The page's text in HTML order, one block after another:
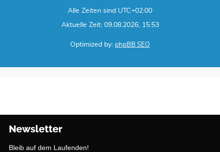
Alle Zeiten sind UTC+02:00
Aktuelle Zeit: 09.08.2026, 15:53
Optimized by: phpBB SEO
Newsletter
Bleib auf dem Laufenden!